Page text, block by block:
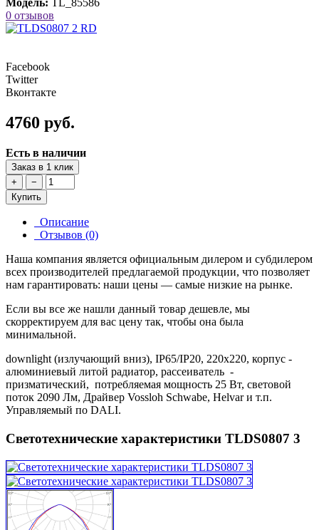
Модель: TL_85586
0 отзывов
Facebook
Twitter
Вконтакте
4760 руб.
Есть в наличии
Заказ в 1 клик
+
−
Купить
Описание
Отзывов (0)
Наша компания является официальным дилером и субдилером
всех производителей предлагаемой продукции, что позволяет
нам гарантировать: наши цены — самые низкие на рынке.
Если вы все же нашли данный товар дешевле, мы
скорректируем для вас цену так, чтобы она была
минимальной.
downlight (излучающий вниз), IP65/IP20, 220х220, корпус -
алюминиевый литой радиатор, рассеиватель -
призматический, потребляемая мощность 25 Вт, световой
поток 2090 Лм, Драйвер Vossloh Schwabe, Helvar и т.п.
Управляемый по DALI.
Светотехнические характеристики TLDS0807 3